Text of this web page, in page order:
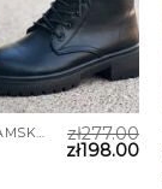
TRAPERKI DAMSKIE zł277.00
zł198.00